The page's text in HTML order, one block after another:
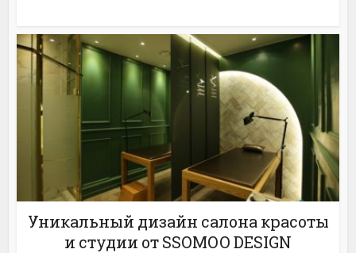
Уникальный дизайн салона красоты
и студии от SSOMOO DESIGN